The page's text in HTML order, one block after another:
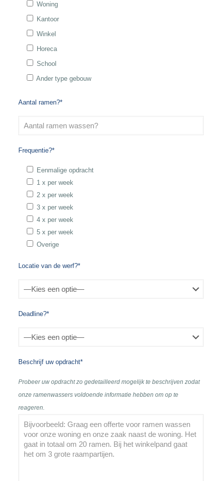
Woning
Kantoor
Winkel
Horeca
School
Ander type gebouw
Aantal ramen?*
Frequentie?*
Eenmalige opdracht
1 x per week
2 x per week
3 x per week
4 x per week
5 x per week
Overige
Locatie van de werf?*
Deadline?*
Beschrijf uw opdracht*
Probeer uw opdracht zo gedetailleerd mogelijk te beschrijven zodat
onze ramenwassers voldoende informatie hebben om op te
reageren.